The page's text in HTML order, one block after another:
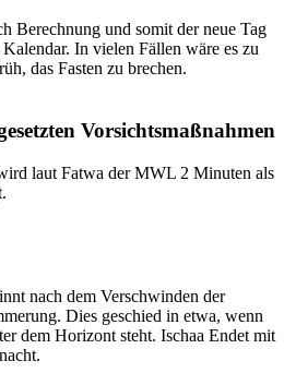
Berechnung und somit der neue Tag
In vielen Fällen wäre es zu
das Fasten zu brechen.
Vorsichtsmaßnahmen
laut Fatwa der MWL 2 Minuten als
nach dem Verschwinden der
Dies geschied in etwa, wenn
dem Horizont steht. Ischaa Endet mit